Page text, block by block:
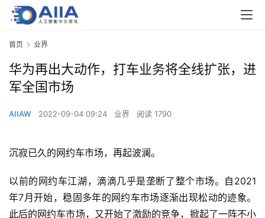
首页 业界
华为再出大动作，打车业务将全线扩张，进
军全国市场
AIIAW 2022-09-04 09:24 业界 阅读 1790
沉寂已久的网约车市场，再起波澜。
以前的网约车江湖，滴滴几乎是垄断了整个市场。自2021
年7月开始，稳固多年的网约车市场逐渐出现松动的迹象。
此后的网约车市场，又开始了激励的竞争，掀起了一阵不小